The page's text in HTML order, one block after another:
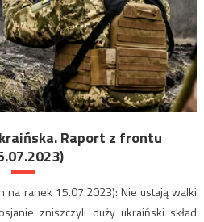
Raport z frontu
na ranek 15.07.2023): Nie ustają walki
zniszczyli duży ukraiński skład